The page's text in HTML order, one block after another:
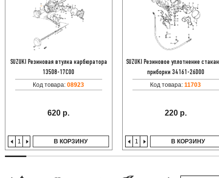
SUZUKI Резиновая втулка карбюратора
13508-17C00
Код товара:08923
620 р.
В КОРЗИНУ
SUZUKI Резиновое уплотнение
приборки 34161-26D00
Код товара:11703
220 р.
В КОРЗИНУ